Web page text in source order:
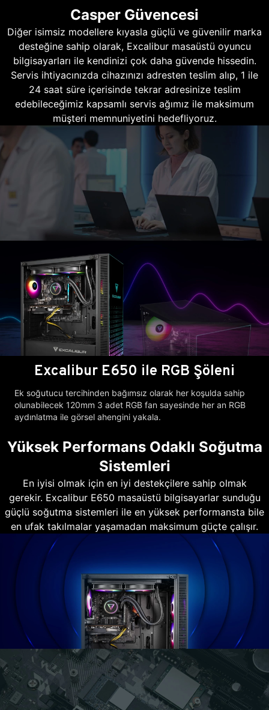
Casper Güvencesi
Diğer isimsiz modellere kıyasla güçlü ve güvenilir marka
desteğine sahip olarak, Excalibur masaüstü oyuncu
bilgisayarları ile kendinizi çok daha güvende hissedin.
Servis ihtiyacınızda cihazınızı adresten teslim alıp, 1 ile
24 saat süre içerisinde tekrar adresinize teslim
edebileceğimiz kapsamlı servis ağımız ile maksimum
müşteri memnuniyetini hedefliyoruz.
Excalibur E650 ile RGB Şöleni
Ek soğutucu tercihinden bağımsız olarak her koşulda sahip
olunabilecek 120mm 3 adet RGB fan sayesinde her an RGB
aydınlatma ile görsel ahengini yakala.
Yüksek Performans Odaklı Soğutma
Sistemleri
En iyisi olmak için en iyi destekçilere sahip olmak
gerekir. Excalibur E650 masaüstü bilgisayarlar sunduğu
güçlü soğutma sistemleri ile en yüksek performansta bile
en ufak takılmalar yaşamadan maksimum güçte çalışır.